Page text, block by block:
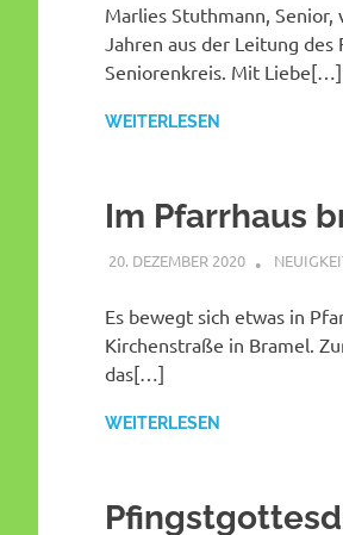
Marlies Stuthmann, Senior,
Jahren aus der Leitung
Seniorenkreis. Mit Liebe[…]
WEITERLESEN
Im Pfarrhaus
20. DEZEMBER 2020 SHAGGY
Es bewegt sich etwas in
Kirchenstraße in Bramel.
das[…]
WEITERLESEN